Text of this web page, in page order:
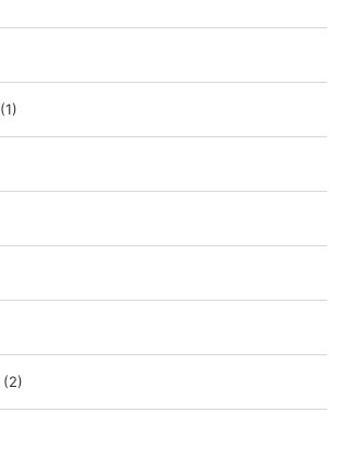
(1)
(2)